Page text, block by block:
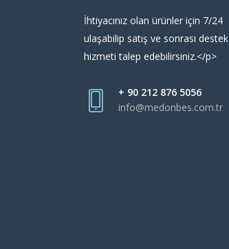
İhtiyacınız olan ürünler için 7/24
ulaşabilip satış ve sonrası destek
hizmeti talep edebilirsiniz.</p>
+ 90 212 876 5056
info@medonbes.com.tr